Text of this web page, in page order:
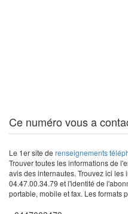
Ce numéro vous a
Le 1er site de renseignements
Trouver toutes les informations de
avis des internautes. Trouvez ici
04.47.00.34.79 et l'identité de
portable, mobile et fax. Les formats